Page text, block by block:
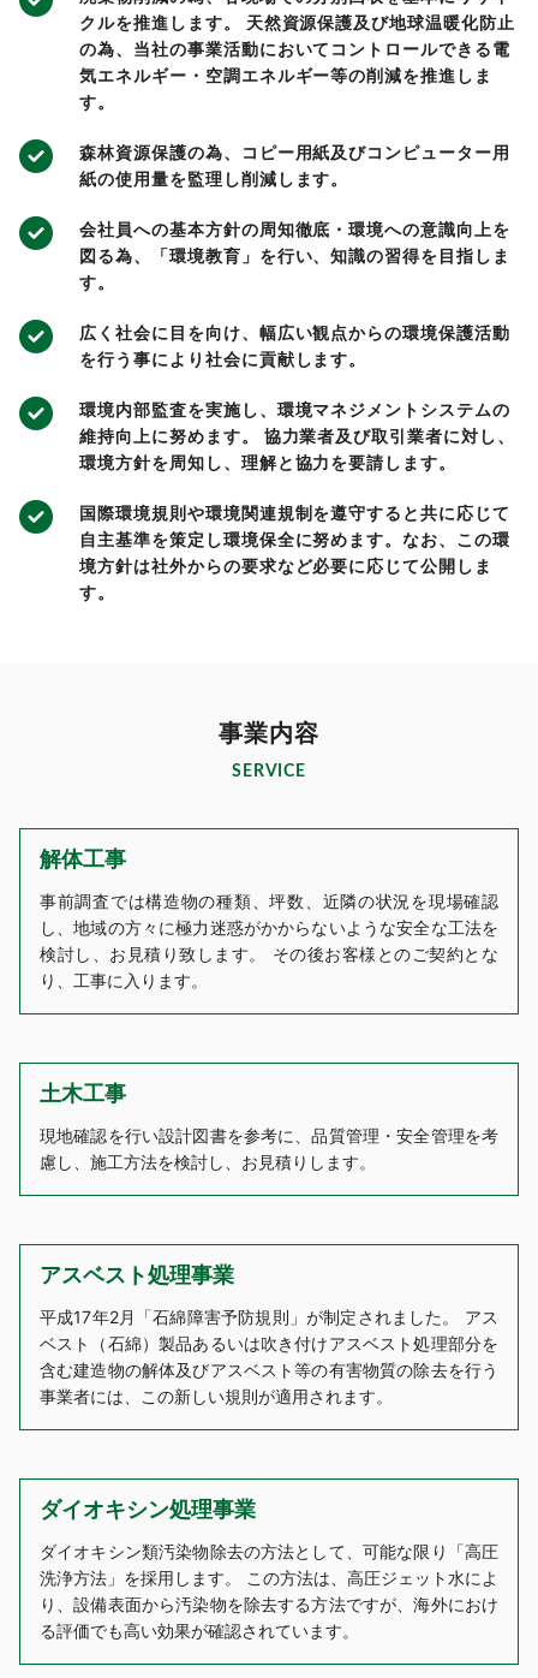
クルを推進します。 天然資源保護及び地球温暖化防止
の為、当社の事業活動においてコントロールできる電
気エネルギー・空調エネルギー等の削減を推進しま
す。
森林資源保護の為、コピー用紙及びコンピューター用
紙の使用量を監理し削減します。
会社員への基本方針の周知徹底・環境への意識向上を
図る為、「環境教育」を行い、知識の習得を目指しま
す。
広く社会に目を向け、幅広い観点からの環境保護活動
を行う事により社会に貢献します。
環境内部監査を実施し、環境マネジメントシステムの
維持向上に努めます。 協力業者及び取引業者に対し、
環境方針を周知し、理解と協力を要請します。
国際環境規則や環境関連規制を遵守すると共に応じて
自主基準を策定し環境保全に努めます。なお、この環
境方針は社外からの要求など必要に応じて公開しま
す。
事業内容
SERVICE
解体工事
事前調査では構造物の種類、坪数、近隣の状況を現場確認
し、地域の方々に極力迷惑がかからないような安全な工法を
検討し、お見積り致します。 その後お客様とのご契約とな
り、工事に入ります。
土木工事
現地確認を行い設計図書を参考に、品質管理・安全管理を考
慮し、施工方法を検討し、お見積りします。
アスベスト処理事業
平成17年2月「石綿障害予防規則」が制定されました。 アス
ベスト（石綿）製品あるいは吹き付けアスベスト処理部分を
含む建造物の解体及びアスベスト等の有害物質の除去を行う
事業者には、この新しい規則が適用されます。
ダイオキシン処理事業
ダイオキシン類汚染物除去の方法として、可能な限り「高圧
洗浄方法」を採用します。 この方法は、高圧ジェット水によ
り、設備表面から汚染物を除去する方法ですが、海外におけ
る評価でも高い効果が確認されています。